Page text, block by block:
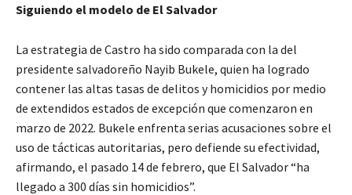
Siguiendo el modelo de El Salvador
La estrategia de Castro ha sido comparada con la del
presidente salvadoreño Nayib Bukele, quien ha logrado
contener las altas tasas de delitos y homicidios por medio
de extendidos estados de excepción que comenzaron en
marzo de 2022. Bukele enfrenta serias acusaciones sobre el
uso de tácticas autoritarias, pero defiende su efectividad,
afirmando, el pasado 14 de febrero, que El Salvador “ha
llegado a 300 días sin homicidios”.